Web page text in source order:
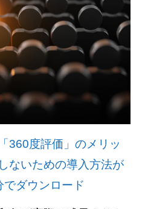
お見積もり依頼
360度評価」のメリッ
ないための導入方法が
ダウンロード